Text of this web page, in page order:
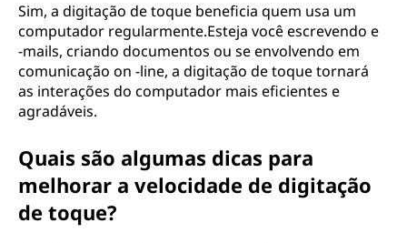
Sim, a digitação de toque beneficia quem usa um
computador regularmente.Esteja você escrevendo e
-mails, criando documentos ou se envolvendo em
comunicação on -line, a digitação de toque tornará
as interações do computador mais eficientes e
agradáveis.
Quais são algumas dicas para
melhorar a velocidade de digitação
de toque?